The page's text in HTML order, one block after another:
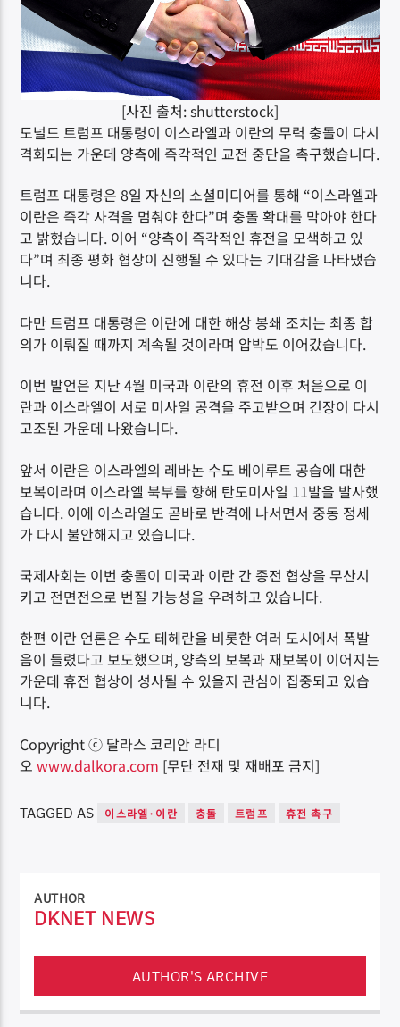
[사진 출처: shutterstock]
도널드 트럼프 대통령이 이스라엘과 이란의 무력 충돌이 다시
격화되는 가운데 양측에 즉각적인 교전 중단을 촉구했습니다.
트럼프 대통령은 8일 자신의 소셜미디어를 통해 “이스라엘과
이란은 즉각 사격을 멈춰야 한다”며 충돌 확대를 막아야 한다
고 밝혔습니다. 이어 “양측이 즉각적인 휴전을 모색하고 있
다”며 최종 평화 협상이 진행될 수 있다는 기대감을 나타냈습
니다.
다만 트럼프 대통령은 이란에 대한 해상 봉쇄 조치는 최종 합
의가 이뤄질 때까지 계속될 것이라며 압박도 이어갔습니다.
이번 발언은 지난 4월 미국과 이란의 휴전 이후 처음으로 이
란과 이스라엘이 서로 미사일 공격을 주고받으며 긴장이 다시
고조된 가운데 나왔습니다.
앞서 이란은 이스라엘의 레바논 수도 베이루트 공습에 대한
보복이라며 이스라엘 북부를 향해 탄도미사일 11발을 발사했
습니다. 이에 이스라엘도 곧바로 반격에 나서면서 중동 정세
가 다시 불안해지고 있습니다.
국제사회는 이번 충돌이 미국과 이란 간 종전 협상을 무산시
키고 전면전으로 번질 가능성을 우려하고 있습니다.
한편 이란 언론은 수도 테헤란을 비롯한 여러 도시에서 폭발
음이 들렸다고 보도했으며, 양측의 보복과 재보복이 이어지는
가운데 휴전 협상이 성사될 수 있을지 관심이 집중되고 있습
니다.
Copyright ⓒ 달라스 코리안 라디
오www.dalkora.com [무단 전재 및 재배포 금지]
TAGGED AS 이스라엘·이란 충돌 트럼프 휴전 촉구
AUTHOR
DKNET NEWS
AUTHOR'S ARCHIVE